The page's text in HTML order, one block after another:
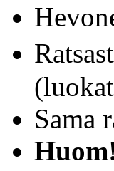
Sama